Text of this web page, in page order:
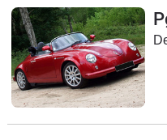
Guide
d'achat
Electriques